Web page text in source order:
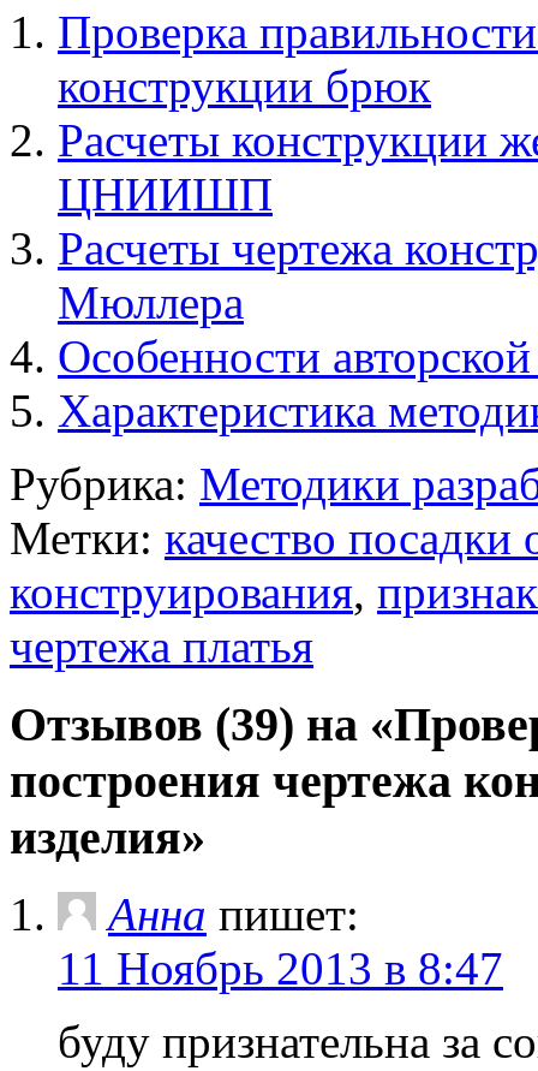
Проверка
конструкции брюк
Расчеты конструкции
ЦНИИШП
Расчеты чертежа
Мюллера
Особенности
Характеристика
Рубрика: Методики
Метки: качество
конструирования,
чертежа платья
Отзывов (39) на
построения чертежа
изделия»
Анна пишет:
11 Ноябрь 2013 в 8:47
буду признательна за